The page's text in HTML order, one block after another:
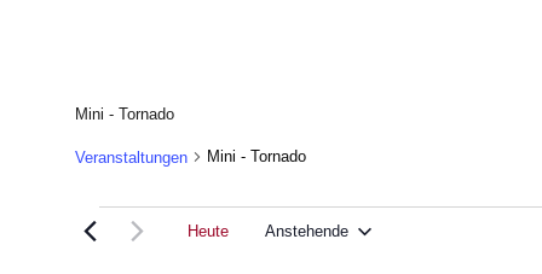
Mini - Tornado
Veranstaltungen Mini - Tornado
Veranstaltungen
Heute
Anstehende